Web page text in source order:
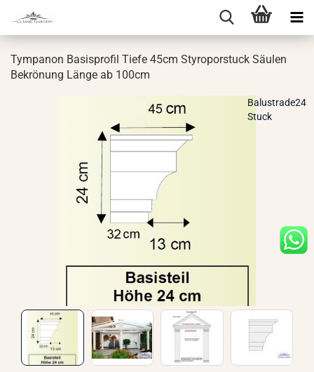
Tym­panon Ba­sis­pro­fil Tiefe 45cm Sty­ro­por­stuck Säu­len
Be­krö­nung Länge ab 100cm
Balustrade24
Stuck